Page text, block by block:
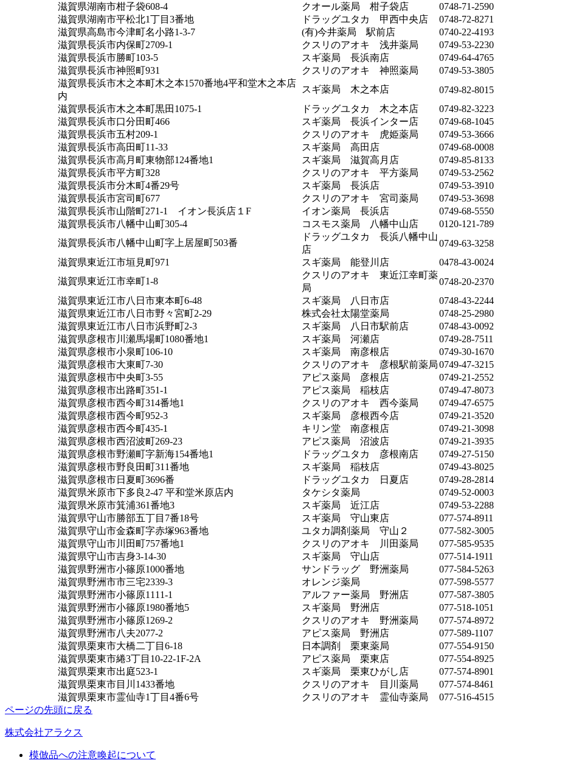
滋賀県湖南市柑子袋608-4
クオール薬局 柑子袋店
0748-71-2590
滋賀県湖南市平松北1丁目3番地
ドラッグユタカ 甲西中央店
0748-72-8271
滋賀県高島市今津町名小路1-3-7
(有)今井薬局 駅前店
0740-22-4193
滋賀県長浜市内保町2709-1
クスリのアオキ 浅井薬局
0749-53-2230
滋賀県長浜市勝町103-5
スギ薬局 長浜南店
0749-64-4765
滋賀県長浜市神照町931
クスリのアオキ 神照薬局
0749-53-3805
滋賀県長浜市木之本町木之本1570番地4平和堂木之本店
内
スギ薬局 木之本店
0749-82-8015
滋賀県長浜市木之本町黒田1075-1
ドラッグユタカ 木之本店
0749-82-3223
滋賀県長浜市口分田町466
スギ薬局 長浜インター店
0749-68-1045
滋賀県長浜市五村209-1
クスリのアオキ 虎姫薬局
0749-53-3666
滋賀県長浜市高田町11-33
スギ薬局 高田店
0749-68-0008
滋賀県長浜市高月町東物部124番地1
スギ薬局 滋賀高月店
0749-85-8133
滋賀県長浜市平方町328
クスリのアオキ 平方薬局
0749-53-2562
滋賀県長浜市分木町4番29号
スギ薬局 長浜店
0749-53-3910
滋賀県長浜市宮司町677
クスリのアオキ 宮司薬局
0749-53-3698
滋賀県長浜市山階町271-1 イオン長浜店１F
イオン薬局 長浜店
0749-68-5550
滋賀県長浜市八幡中山町305-4
コスモス薬局 八幡中山店
0120-121-789
滋賀県長浜市八幡中山町字上居屋町503番
ドラッグユタカ 長浜八幡中山
店
0749-63-3258
滋賀県東近江市垣見町971
スギ薬局 能登川店
0478-43-0024
滋賀県東近江市幸町1-8
クスリのアオキ 東近江幸町薬
局
0748-20-2370
滋賀県東近江市八日市東本町6-48
スギ薬局 八日市店
0748-43-2244
滋賀県東近江市八日市野々宮町2-29
株式会社太陽堂薬局
0748-25-2980
滋賀県東近江市八日市浜野町2-3
スギ薬局 八日市駅前店
0748-43-0092
滋賀県彦根市川瀬馬場町1080番地1
スギ薬局 河瀬店
0749-28-7511
滋賀県彦根市小泉町106-10
スギ薬局 南彦根店
0749-30-1670
滋賀県彦根市大東町7-30
クスリのアオキ 彦根駅前薬局0749-47-3215
滋賀県彦根市中央町3-55
アピス薬局 彦根店
0749-21-2552
滋賀県彦根市出路町351-1
アピス薬局 稲枝店
0749-47-8073
滋賀県彦根市西今町314番地1
クスリのアオキ 西今薬局
0749-47-6575
滋賀県彦根市西今町952-3
スギ薬局 彦根西今店
0749-21-3520
滋賀県彦根市西今町435-1
キリン堂 南彦根店
0749-21-3098
滋賀県彦根市西沼波町269-23
アピス薬局 沼波店
0749-21-3935
滋賀県彦根市野瀬町字新海154番地1
ドラッグユタカ 彦根南店
0749-27-5150
滋賀県彦根市野良田町311番地
スギ薬局 稲枝店
0749-43-8025
滋賀県彦根市日夏町3696番
ドラッグユタカ 日夏店
0749-28-2814
滋賀県米原市下多良2-47 平和堂米原店内
タケシタ薬局
0749-52-0003
滋賀県米原市箕浦361番地3
スギ薬局 近江店
0749-53-2288
滋賀県守山市勝部五丁目7番18号
スギ薬局 守山東店
077-574-8911
滋賀県守山市金森町字赤塚963番地
ユタカ調剤薬局 守山２
077-582-3005
滋賀県守山市川田町757番地1
クスリのアオキ 川田薬局
077-585-9535
滋賀県守山市吉身3-14-30
スギ薬局 守山店
077-514-1911
滋賀県野洲市小篠原1000番地
サンドラッグ 野洲薬局
077-584-5263
滋賀県野洲市市三宅2339-3
オレンジ薬局
077-598-5577
滋賀県野洲市小篠原1111-1
アルファー薬局 野洲店
077-587-3805
滋賀県野洲市小篠原1980番地5
スギ薬局 野洲店
077-518-1051
滋賀県野洲市小篠原1269-2
クスリのアオキ 野洲薬局
077-574-8972
滋賀県野洲市八夫2077-2
アピス薬局 野洲店
077-589-1107
滋賀県栗東市大橋二丁目6-18
日本調剤 栗東薬局
077-554-9150
滋賀県栗東市綣3丁目10-22-1F-2A
アピス薬局 栗東店
077-554-8925
滋賀県栗東市出庭523-1
スギ薬局 栗東ひがし店
077-574-8901
滋賀県栗東市目川1433番地
クスリのアオキ 目川薬局
077-574-8461
滋賀県栗東市霊仙寺1丁目4番6号
クスリのアオキ 霊仙寺薬局
077-516-4515
ページの先頭に戻る
株式会社アラクス
模倣品への注意喚起について